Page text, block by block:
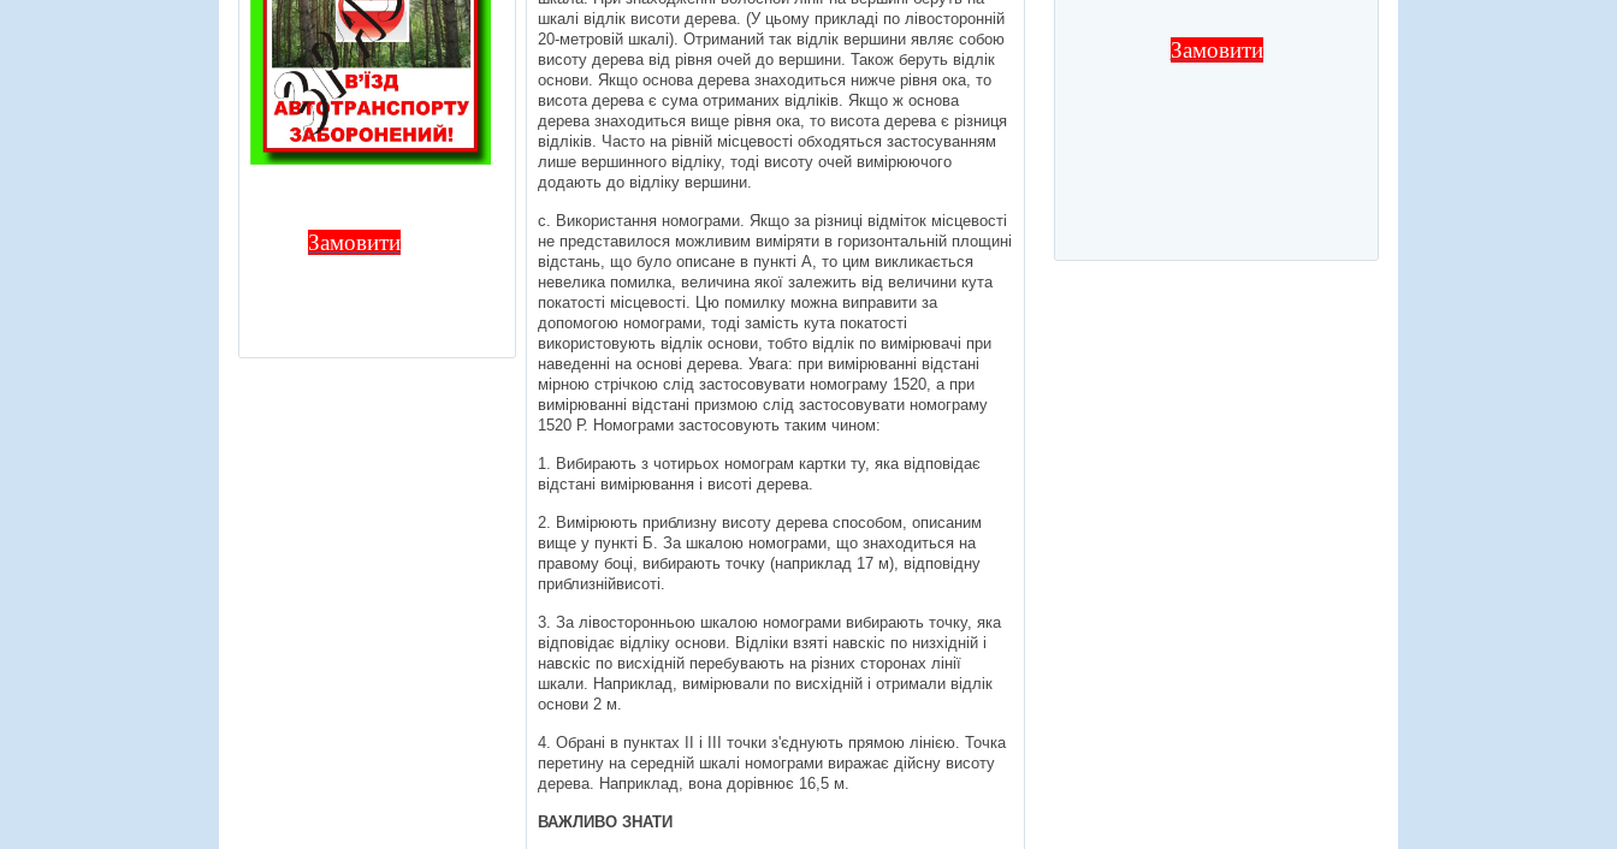
шкалі відлік висоти дерева. (У цьому прикладі по лівосторонній
20-метровій шкалі). Отриманий так відлік вершини являє собою
висоту дерева від рівня очей до вершини. Також беруть відлік
основи. Якщо основа дерева знаходиться нижче рівня ока, то
висота дерева є сума отриманих відліків. Якщо ж основа
дерева знаходиться вище рівня ока, то висота дерева є різниця
відліків. Часто на рівній місцевості обходяться застосуванням
лише вершинного відліку, тоді висоту очей вимірюючого
додають до відліку вершини.
c. Використання номограми. Якщо за різниці відміток місцевості
не представилося можливим виміряти в горизонтальній площині
відстань, що було описане в пункті А, то цим викликається
невелика помилка, величина якої залежить від величини кута
покатості місцевості. Цю помилку можна виправити за
допомогою номограми, тоді замість кута покатості
використовують відлік основи, тобто відлік по вимірювачі при
наведенні на основі дерева. Увага: при вимірюванні відстані
мірною стрічкою слід застосовувати номограму 1520, а при
вимірюванні відстані призмою слід застосовувати номограму
1520 Р. Номограми застосовують таким чином:
1. Вибирають з чотирьох номограм картки ту, яка відповідає
відстані вимірювання і висоті дерева.
2. Вимірюють приблизну висоту дерева способом, описаним
вище у пункті Б. За шкалою номограми, що знаходиться на
правому боці, вибирають точку (наприклад 17 м), відповідну
приблизнійвисоті.
3. За лівосторонньою шкалою номограми вибирають точку, яка
відповідає відліку основи. Відліки взяті навскіс по низхідній і
навскіс по висхідній перебувають на різних сторонах лінії
шкали. Наприклад, вимірювали по висхідній і отримали відлік
основи 2 м.
4. Обрані в пунктах II і III точки з'єднують прямою лінією. Точка
перетину на середній шкалі номограми виражає дійсну висоту
дерева. Наприклад, вона дорівнює 16,5 м.
ВАЖЛИВО ЗНАТИ
Замовити
Замовити